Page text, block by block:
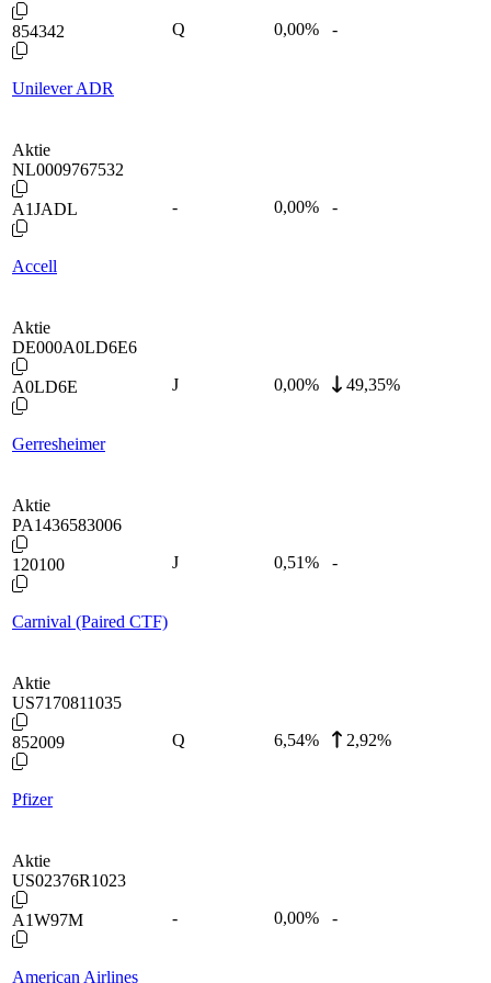
854342
Unilever ADR
Q 0,00% -
Aktie
NL0009767532
A1JADL
Accell
- 0,00% -
Aktie
DE000A0LD6E6
A0LD6E
Gerresheimer
J 0,00% 49,35%
Aktie
PA1436583006
120100
Carnival (Paired CTF)
J 0,51% -
Aktie
US7170811035
852009
Pfizer
Q 6,54% 2,92%
Aktie
US02376R1023
A1W97M
American Airlines
- 0,00% -